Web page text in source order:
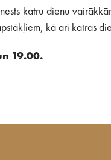
katru dienu
kā arī katras
19.00.